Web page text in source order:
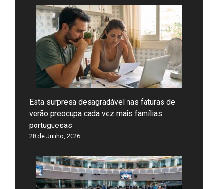
Esta surpresa desagradável nas faturas de
verão preocupa cada vez mais famílias
portuguesas
28 de Junho, 2026